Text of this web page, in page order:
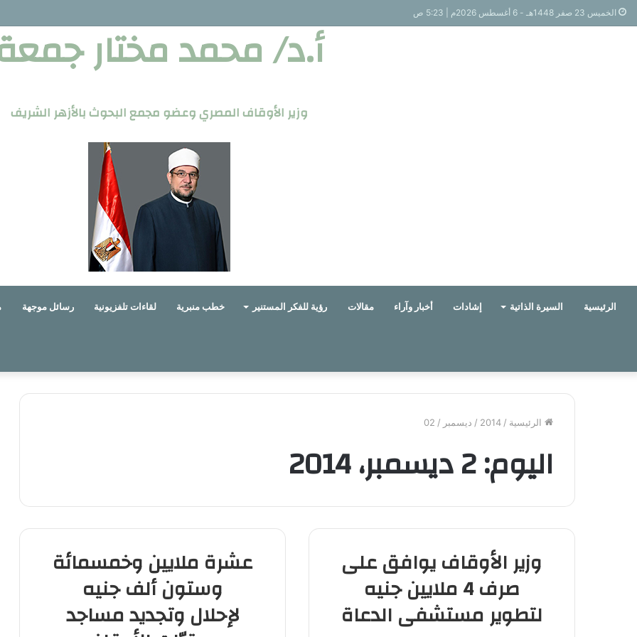
الخميس 23 صفر 1448هـ - 6 أغسطس 2026م | 5:23 ص
أ.د/ محمد مختار
وزير الأوقاف المصري وعضو مجمع البحوث بالأزهر الشريف
الرئيسية السيرة الذاتية إشادات أخبار وآراء مقالات رؤية للفكر المستنير خطب منبرية لقاءات تلفزيونية رسائل موجهة
الرئيسية /
2014
/ ديسمبر /
02
اليوم:2 ديسمبر، 2014
وزير الأوقاف يوافق على
صرف 4 ملايين جنيه
لتطوير مستشفى الدعاة
عشرة ملايين وخمسمائة
وستون ألف جنيه
لإحلال وتجديد مساجد